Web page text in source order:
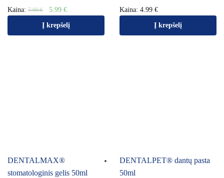
Kaina: 7.99€ 5.99 €
Į krepšelį
Kaina: 4.99 €
Į krepšelį
DENTALMAX®
stomatologinis gelis 50ml
DENTALPET® dantų pasta
50ml